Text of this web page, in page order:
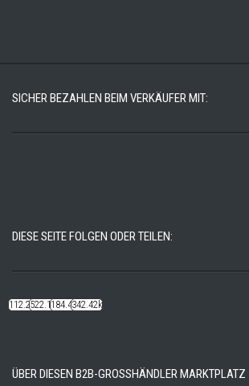
SICHER BEZAHLEN BEIM VERKÄUFER MIT:
DIESE SEITE FOLGEN ODER TEILEN:
112.22k522.14k184.48k342.42k
ÜBER DIESEN B2B-GROSSHÄNDLER MARKTPLATZ